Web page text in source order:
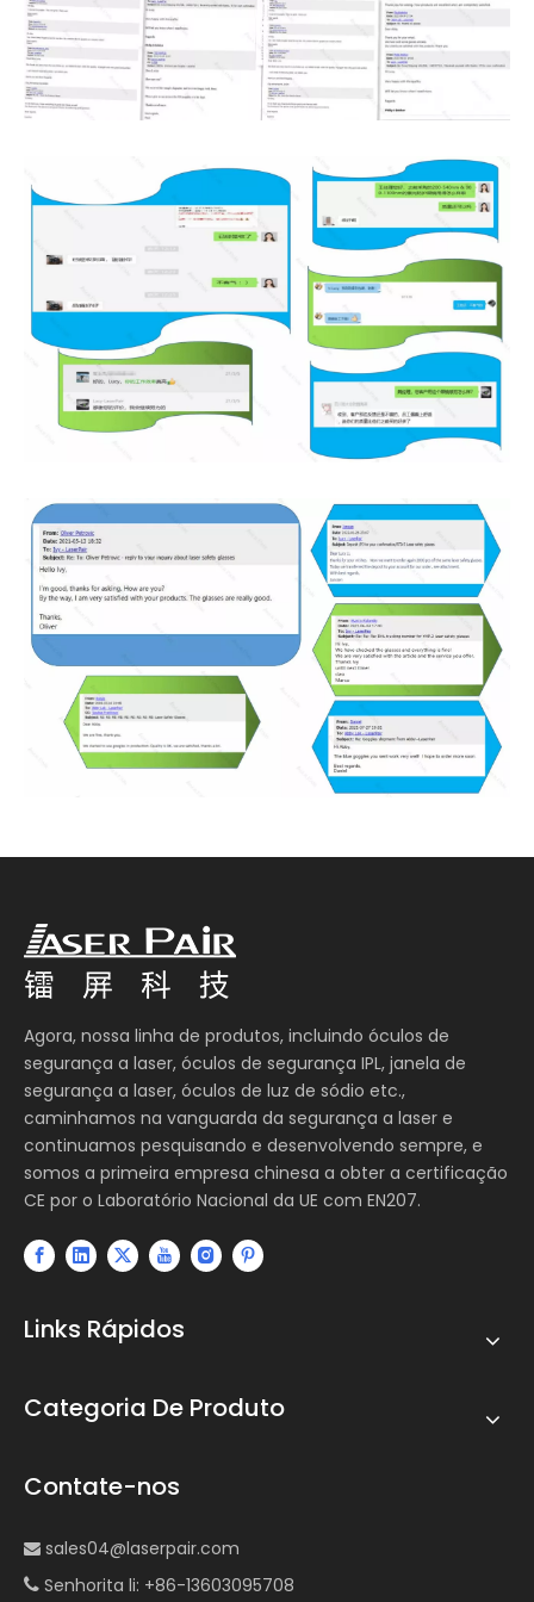
Agora, nossa linha de produtos, incluindo óculos de
segurança a laser, óculos de segurança IPL, janela de
segurança a laser, óculos de luz de sódio etc.,
caminhamos na vanguarda da segurança a laser e
continuamos pesquisando e desenvolvendo sempre, e
somos a primeira empresa chinesa a obter a certificação
CE por o Laboratório Nacional da UE com EN207.
Links Rápidos
Categoria De Produto
Contate-nos
 sales04@laserpair.com
 Senhorita li: +86-13603095708